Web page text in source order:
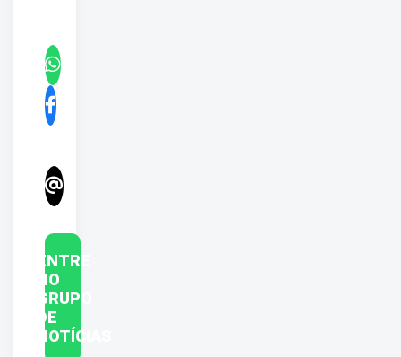
ENTRE
NO
GRUPO
DE
NOTÍCIAS